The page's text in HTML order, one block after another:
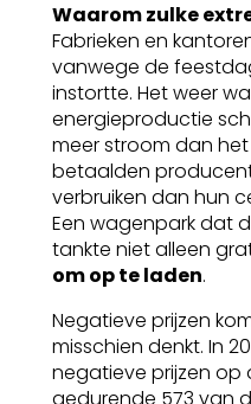
Waarom zulke
Fabrieken en
vanwege de
instortte. Het weer
energieproductie
meer stroom dan
betaalden
verbruiken dan hun
Een wagenpark dat
tankte niet alleen
om op te laden.
Negatieve prijzen
misschien denkt. In
negatieve prijzen